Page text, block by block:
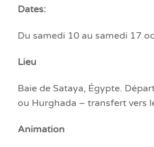
Dates:
Du samedi 10 au samedi 17
Lieu
Baie de Sataya, Égypte.
ou Hurghada – transfert vers
Animation